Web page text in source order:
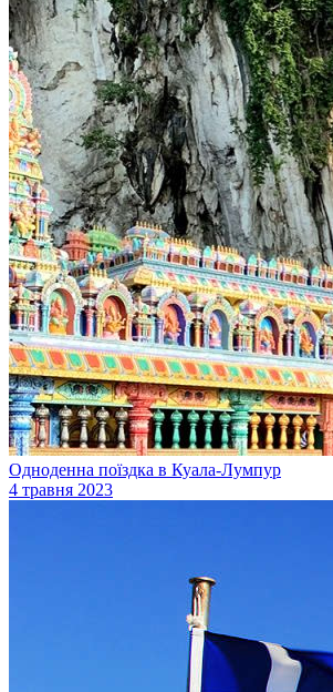
Одноденна поїздка в Куала-Лумпур
4 травня 2023